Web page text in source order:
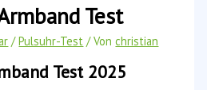
Test
/Pulsuhr-Test / Vonchristian
Test 2025